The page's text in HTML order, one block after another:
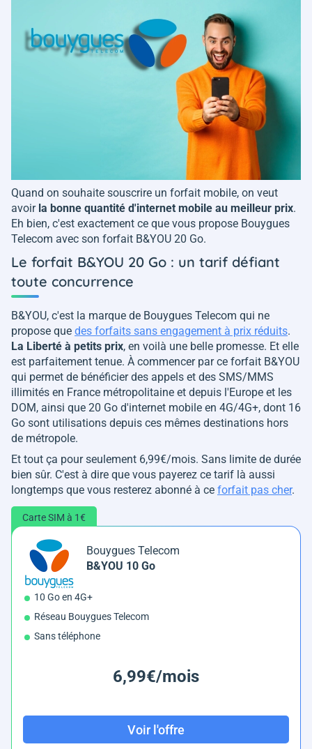
Quand on souhaite souscrire un forfait mobile, on veut
avoir la bonne quantité d'internet mobile au meilleur prix.
Eh bien, c'est exactement ce que vous propose Bouygues
Telecom avec son forfait B&YOU 20 Go.
Le forfait B&YOU 20 Go : un tarif défiant
toute concurrence
B&YOU, c'est la marque de Bouygues Telecom qui ne
propose que des forfaits sans engagement à prix réduits.
La Liberté à petits prix, en voilà une belle promesse. Et elle
est parfaitement tenue. À commencer par ce forfait B&YOU
qui permet de bénéficier des appels et des SMS/MMS
illimités en France métropolitaine et depuis l'Europe et les
DOM, ainsi que 20 Go d'internet mobile en 4G/4G+, dont 16
Go sont utilisations depuis ces mêmes destinations hors
de métropole.
Et tout ça pour seulement 6,99€/mois. Sans limite de durée
bien sûr. C'est à dire que vous payerez ce tarif là aussi
longtemps que vous resterez abonné à ce forfait pas cher.
Carte SIM à 1€
Bouygues Telecom
B&YOU 10 Go
10 Go en 4G+
Réseau Bouygues Telecom
Sans téléphone
6,99€/mois
Voir l'offre